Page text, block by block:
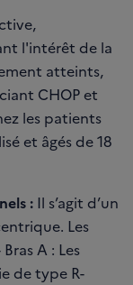
l'intérêt de la
atteints,
CHOP et
les patients
et âgés de 18
: Il s’agit d’un
Les
A : Les
de type R-